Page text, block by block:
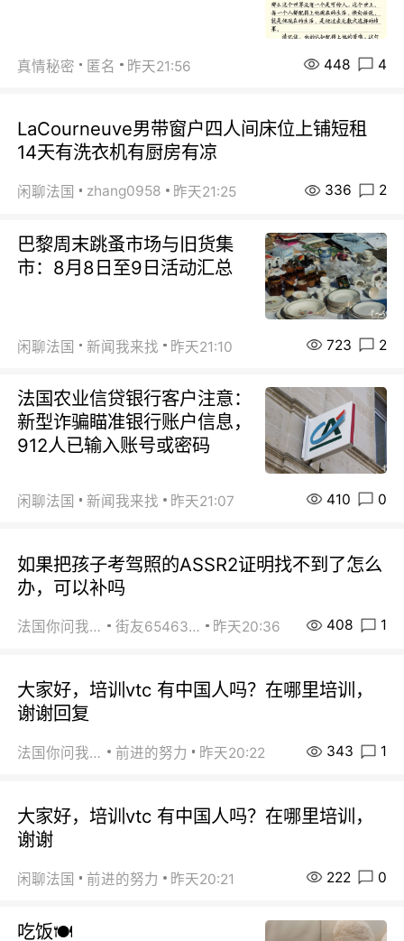
真情秘密 匿名 昨天21:56 448 4
LaCourneuve男带窗户四人间床位上铺短租
14天有洗衣机有厨房有凉
闲聊法国 zhang0958 昨天21:25 336 2
巴黎周末跳蚤市场与旧货集
市：8月8日至9日活动汇总
闲聊法国 新闻我来找 昨天21:10 723 2
法国农业信贷银行客户注意：
新型诈骗瞄准银行账户信息，
912人已输入账号或密码
闲聊法国 新闻我来找 昨天21:07 410 0
如果把孩子考驾照的ASSR2证明找不到了怎么
办，可以补吗
法国你问我答 街友65463281 昨天20:36 408 1
大家好，培训vtc 有中国人吗？在哪里培训，
谢谢回复
法国你问我答 前进的努力 昨天20:22 343 1
大家好，培训vtc 有中国人吗？在哪里培训，
谢谢
闲聊法国 前进的努力 昨天20:21 222 0
吃饭🍽️